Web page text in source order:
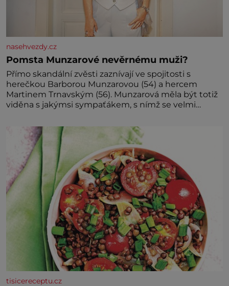
nasehvezdy.cz
Pomsta Munzarové nevěrnému muži?
Přímo skandální zvěsti zaznívají ve spojitosti s
herečkou Barborou Munzarovou (54) a hercem
Martinem Trnavským (56). Munzarová měla být totiž
viděna s jakýmsi sympaťákem, s nímž se velmi
tisicereceptu.cz